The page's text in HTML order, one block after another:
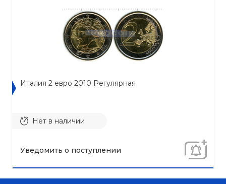
Италия 2 евро 2010 Регулярная
Нет в наличии
Уведомить о поступлении